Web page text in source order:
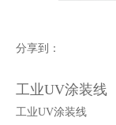
分享到：
工业UV涂装线
工业UV涂装线